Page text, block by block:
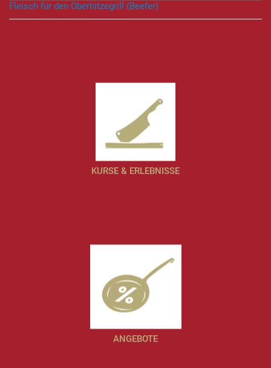
Fleisch für den Oberhitzegrill (Beefer)
KURSE & ERLEBNISSE
ANGEBOTE